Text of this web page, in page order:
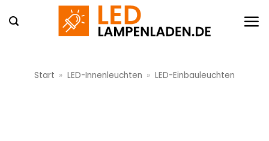
Inhalt
Start » LED-Innenleuchten » LED-Einbauleuchten